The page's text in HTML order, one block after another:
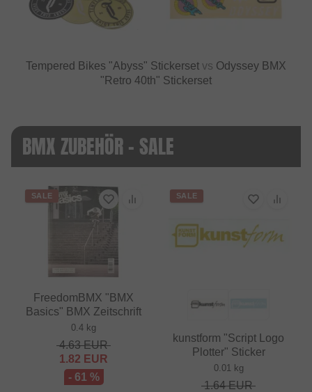
Tempered Bikes "Abyss" Stickerset vs Odyssey BMX
"Retro 40th" Stickerset
BMX ZUBEHÖR - SALE
SALE
FreedomBMX "BMX
Basics" BMX Zeitschrift
0.4 kg
4.63EUR
1.82 EUR
- 61 %
SALE
kunstform "Script Logo
Plotter" Sticker
0.01 kg
1.64EUR